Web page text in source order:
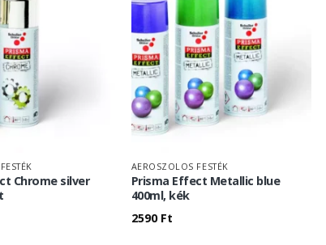
Chrome silver
AEROSZOLOS FESTÉK
Prisma Effect Metallic blue
400ml, kék
2590 Ft